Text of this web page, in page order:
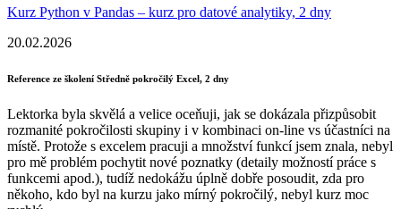
Kurz Python v Pandas – kurz pro datové analytiky, 2 dny
20.02.2026
Reference ze školení Středně pokročilý Excel, 2 dny
Lektorka byla skvělá a velice oceňuji, jak se dokázala přizpůsobit
rozmanité pokročilosti skupiny i v kombinaci on-line vs účastníci na
místě. Protože s excelem pracuji a množství funkcí jsem znala, nebyl
pro mě problém pochytit nové poznatky (detaily možností práce s
funkcemi apod.), tudíž nedokážu úplně dobře posoudit, zda pro
někoho, kdo byl na kurzu jako mírný pokročilý, nebyl kurz moc